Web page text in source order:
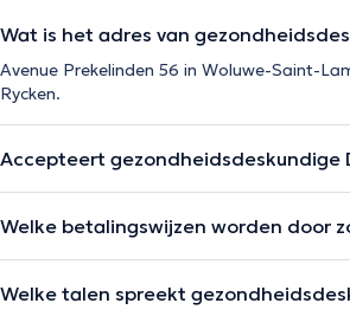
Wat is het adres van
Avenue Prekelinden 56 in Woluwe-Saint-
Rycken.
Accepteert gezondheidsdeskundige
Welke betalingswijzen worden door
Welke talen spreekt